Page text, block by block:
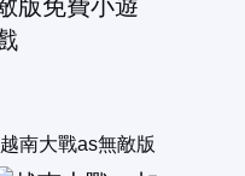
越南大戰as無敵版